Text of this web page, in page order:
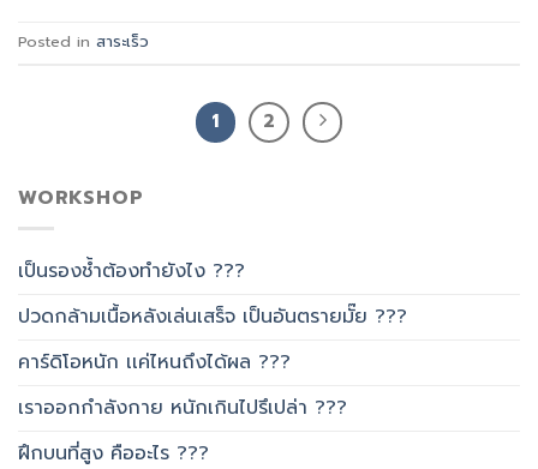
Posted in สาระเร็ว
1 2
WORKSHOP
เป็นรองช้ำต้องทำยังไง ???
ปวดกล้ามเนื้อหลังเล่นเสร็จ เป็นอันตรายมั๊ย ???
คาร์ดิโอหนัก เเค่ไหนถึงได้ผล ???
เราออกกำลังกาย หนักเกินไปรึเปล่า ???
ฝึกบนที่สูง คืออะไร ???